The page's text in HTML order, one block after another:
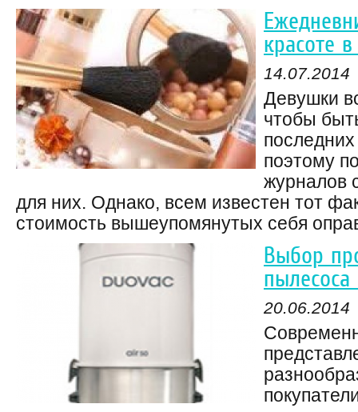
красоте
14.07.2014
Девушки
чтобы
поэтому
журналов
для них. Однако, всем известен тот
стоимость вышеупомянутых себя
Выбор
пылесоса
20.06.2014